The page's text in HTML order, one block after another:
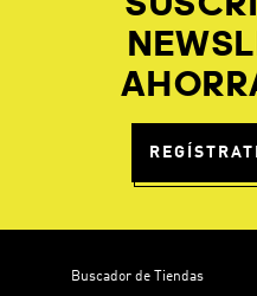
Buscador de Tiendas